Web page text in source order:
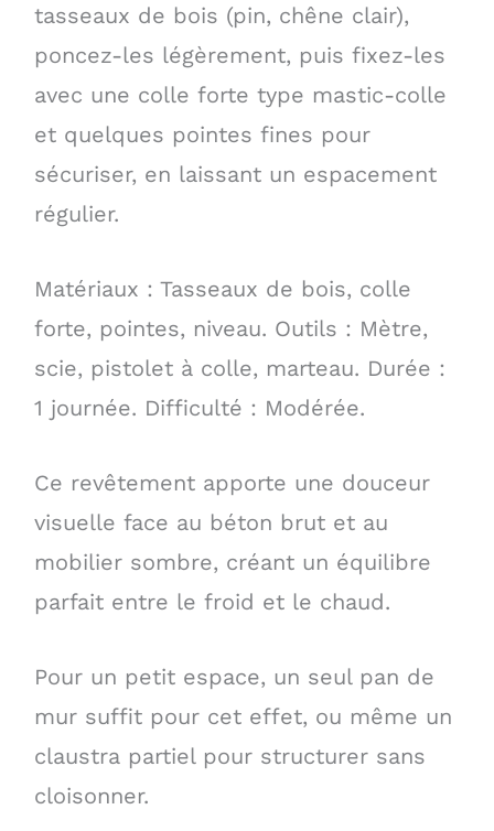
tasseaux de bois (pin, chêne clair),
poncez-les légèrement, puis fixez-les
avec une colle forte type mastic-colle
et quelques pointes fines pour
sécuriser, en laissant un espacement
régulier.
Matériaux : Tasseaux de bois, colle
forte, pointes, niveau. Outils : Mètre,
scie, pistolet à colle, marteau. Durée :
1 journée. Difficulté : Modérée.
Ce revêtement apporte une douceur
visuelle face au béton brut et au
mobilier sombre, créant un équilibre
parfait entre le froid et le chaud.
Pour un petit espace, un seul pan de
mur suffit pour cet effet, ou même un
claustra partiel pour structurer sans
cloisonner.